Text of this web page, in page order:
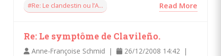
#Re: Le clandestin ou l’A...
Read More
Re: Le symptôme de Clavileño.
Anne-Françoise Schmid |
26/12/2008 14:42 |